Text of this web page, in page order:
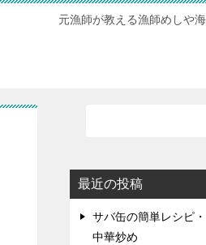
元漁師が教える漁師めしや
最近の投稿
サバ缶の簡単レシピ
中華炒め